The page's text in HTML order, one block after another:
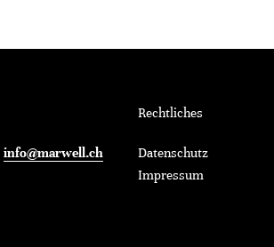
info@marwell.ch
Rechtliches
Datenschutz
Impressum